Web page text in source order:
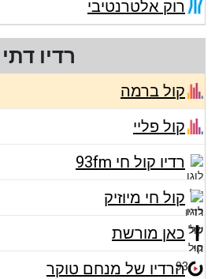
רוק אלטרנטיבי
רדיו דתי
קול ברמה
קול פליי
רדיו קול חי 93fm
קול חי מיוזיק
כאן מורשת
הרדיו של מנחם טוקר